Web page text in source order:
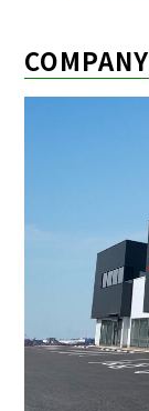
COMPANY